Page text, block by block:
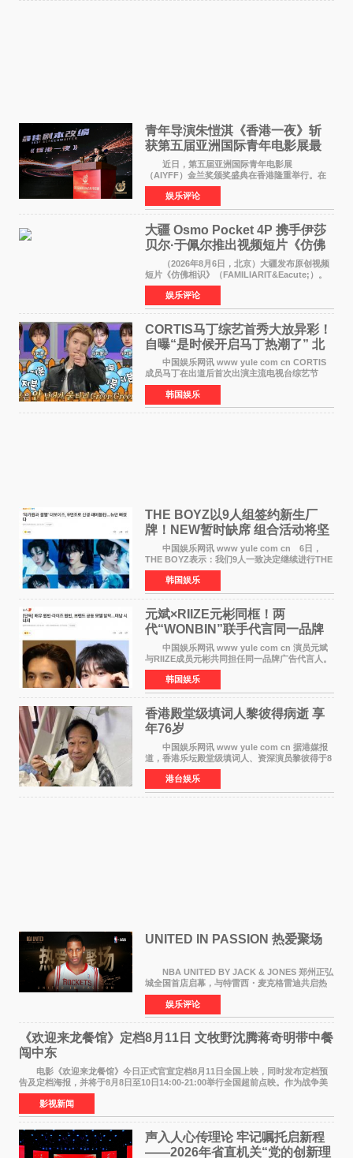
青年导演朱愷淇《香港一夜》斩
获第五届亚洲国际青年电影展最
佳剧本改编奖
近日，第五届亚洲国际青年电影展
（AIYFF）金兰奖颁奖盛典在香港隆重举行。在
这场汇聚数百位海内外电影人、文化界人士及媒
体代表的亚洲青年影视盛会上，香港本土电影
《香港一夜》（Dawn in Ho
娱乐评论
大疆 Osmo Pocket 4P 携手伊莎
贝尔·于佩尔推出视频短片《仿佛
相识》
（2026年8月6日，北京）大疆发布原创视频
短片《仿佛相识》（FAMILIARIT&Eacute;）。
视频短片由戛纳国际电影节最佳女演员伊莎贝尔·
于佩尔（Isabelle Huppert）主演，全程使用大
疆首款双主摄口
娱乐评论
CORTIS马丁综艺首秀大放异彩！
自曝“是时候开启马丁热潮了” 北
美巡演火热进行中
中国娱乐网讯 www yule com cn CORTIS
成员马丁在出道后首次出演主流电视台综艺节
目，展现了多才多艺的魅力。 马丁出演了5日
播出的MBC《Radio Star》Fashion与Passion
之间，I&lsquo;m
韩国娱乐
THE BOYZ以9人组签约新生厂
牌！NEW暂时缺席 组合活动将坚
定不移继续
中国娱乐网讯 www yule com cn 6日，
THE BOYZ表示：我们9人一致决定继续进行THE
BOYZ组合活动，并且已经完成了组合团体活动
签约。目前正在新生厂牌下进行活动准备。尚未
离开THE BOYZ原所
韩国娱乐
元斌×RIIZE元彬同框！两
代“WONBIN”联手代言同一品牌
颜值天花板合体
中国娱乐网讯 www yule com cn 演员元斌
与RIIZE成员元彬共同担任同一品牌广告代言人。
6日据独家报道，继演员元斌之后，RIIZE元彬最
近也被选为某在线中介平台A公司的共同广告代言
人，两人将作
韩国娱乐
香港殿堂级填词人黎彼得病逝 享
年76岁​
中国娱乐网讯 www yule com cn 据港媒报
道，香港乐坛殿堂级填词人、资深演员黎彼得于8
月5日上午因病离世，终年76岁。好友钟志光透
露，黎彼得今年3月中风后便卧床休养，身体机能
持续衰退，最
港台娱乐
UNITED IN PASSION 热爱聚场
NBA UNITED BY JACK & JONES 郑州正弘
城全国首店启幕，与特雷西・麦克格雷迪共启热
爱 2026 年7 月21 日，
NBAUNITEDBYJACK&JONES 全国首店，于郑
州正弘城正式启幕。NBA 传奇球星
娱乐评论
《欢迎来龙餐馆》定档8月11日 文牧野沈腾蒋奇明带中餐
闯中东
电影《欢迎来龙餐馆》今日正式官宣定档8月11日全国上映，同时发布定档预
告及定档海报，并将于8月8日至10日14:00-21:00举行全国超前点映。作为战争美
食大片，影片讲述的是中国厨师徐福（沈腾
影视新闻
声入人心传理论 牢记嘱托启新程
——2026年省直机关“党的创新理